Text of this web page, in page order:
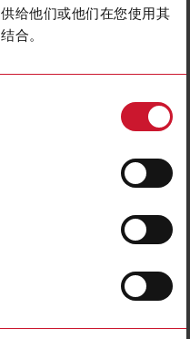
给他们或他们在您使用其
合。
息